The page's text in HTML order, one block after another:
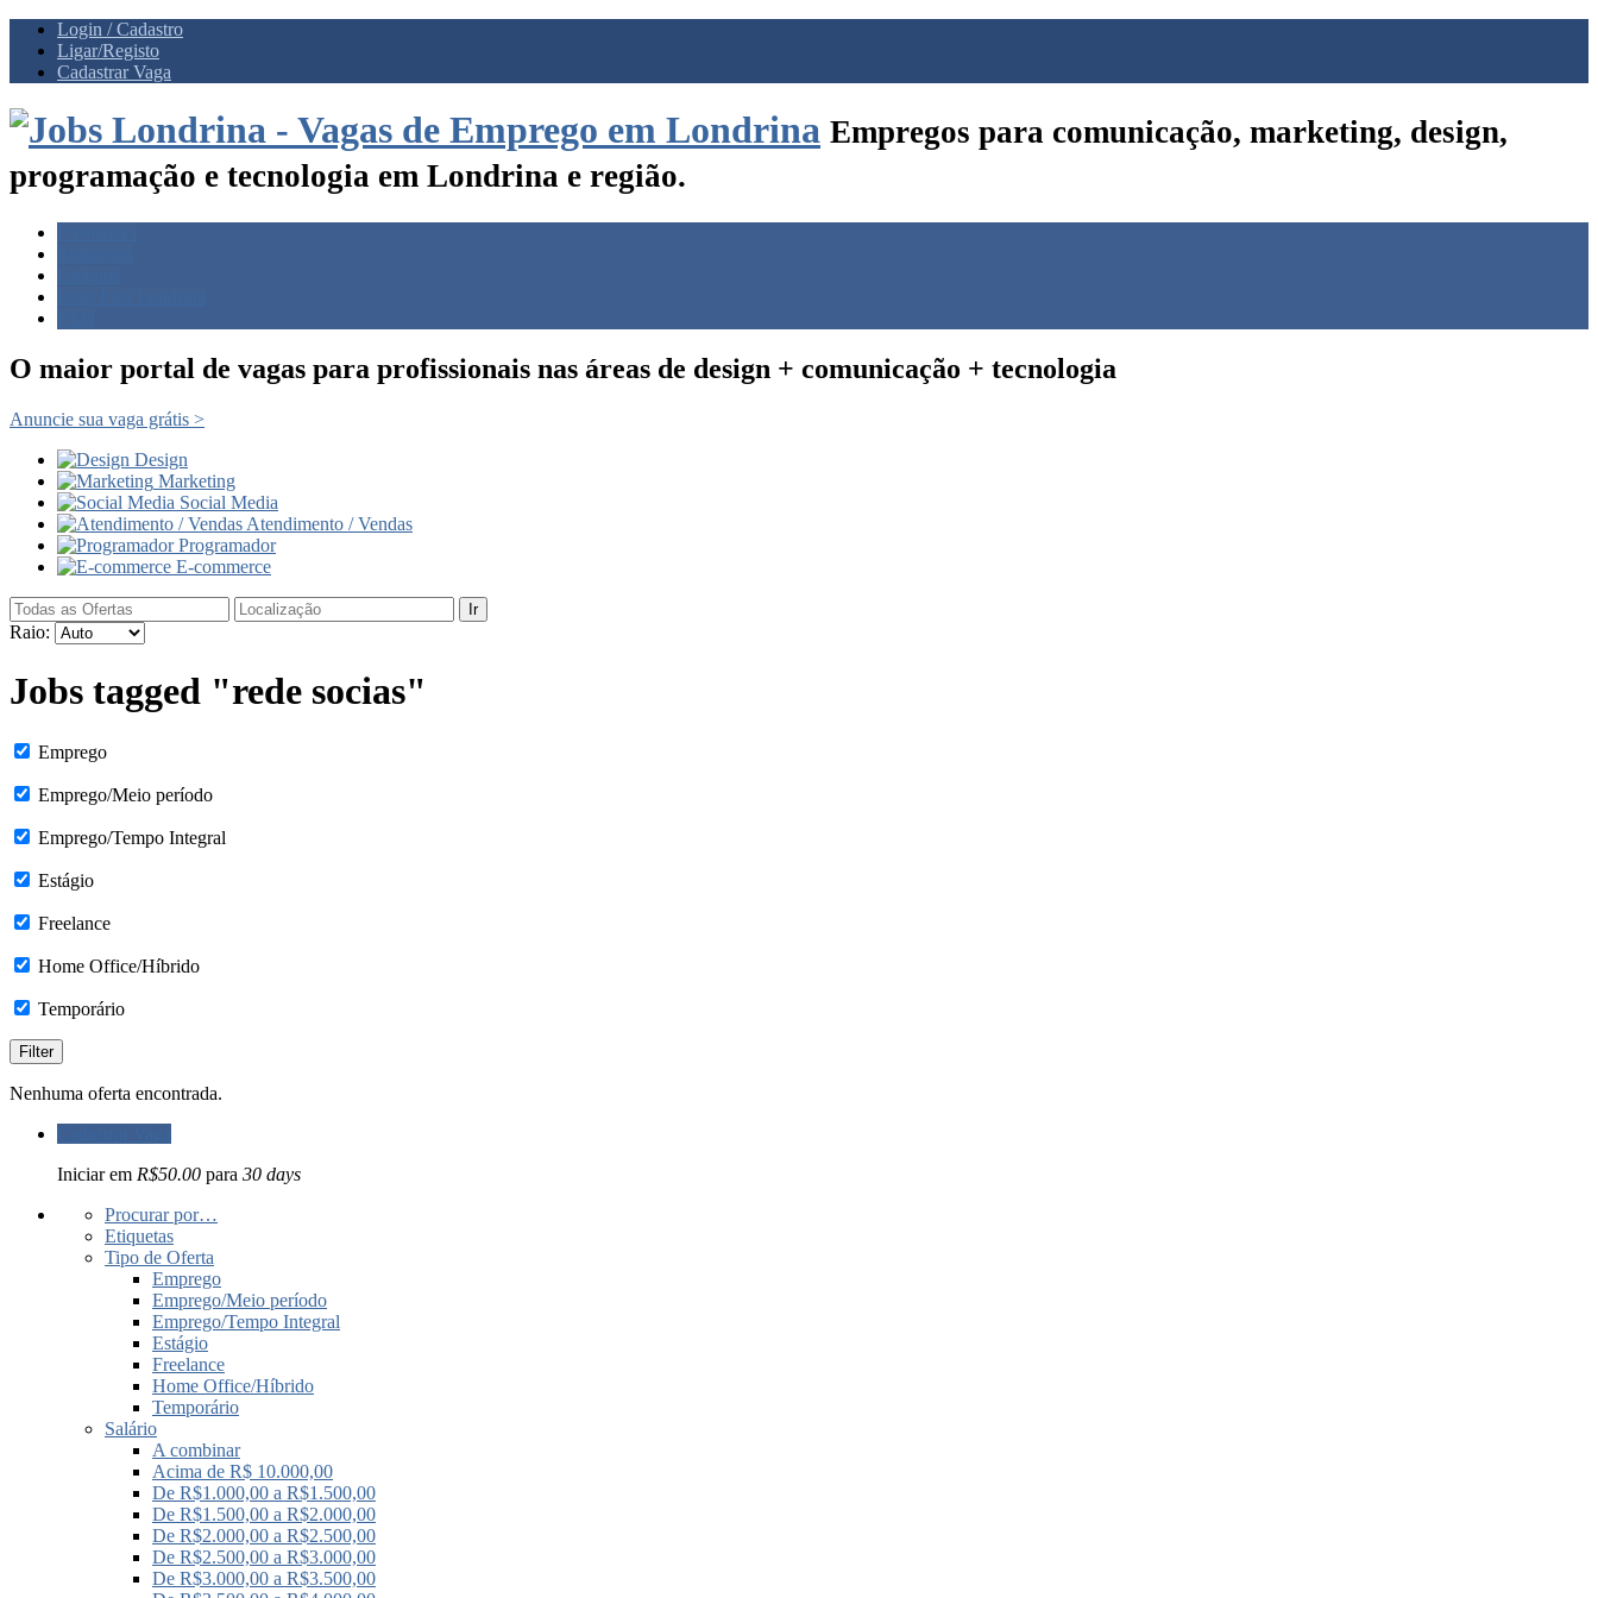
Login / Cadastro
Ligar/Registo
Cadastrar Vaga
Empregos para comunicação, marketing, design,
programação e tecnologia em Londrina e região.
O maior portal de vagas para profissionais nas áreas de design + comunicação + tecnologia
Anuncie sua vaga grátis >
Design
Marketing
Social Media
Atendimento / Vendas
Programador
E-commerce
Ir
Raio:
Jobs tagged "rede socias"
Emprego
Emprego/Meio período
Emprego/Tempo Integral
Estágio
Freelance
Home Office/Híbrido
Temporário
Nenhuma oferta encontrada.
Iniciar em R$50.00 para 30 days
Procurar por…
Etiquetas
Tipo de Oferta
Emprego
Emprego/Meio período
Emprego/Tempo Integral
Estágio
Freelance
Home Office/Híbrido
Temporário
Salário
A combinar
Acima de R$ 10.000,00
De R$1.000,00 a R$1.500,00
De R$1.500,00 a R$2.000,00
De R$2.000,00 a R$2.500,00
De R$2.500,00 a R$3.000,00
De R$3.000,00 a R$3.500,00